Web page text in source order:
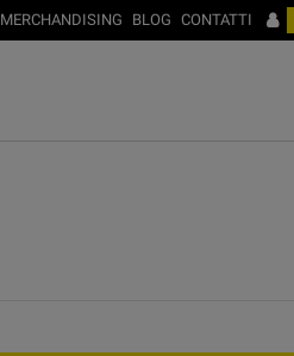
MERCHANDISING BLOG CONTATTI